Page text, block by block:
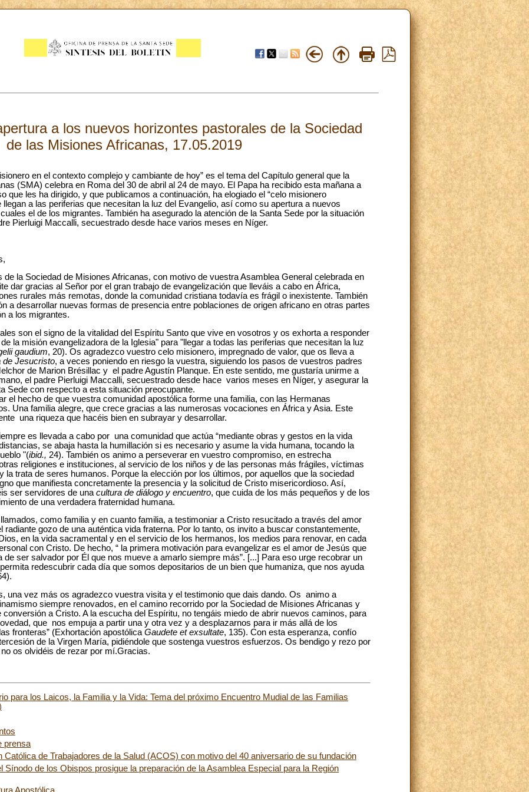
a los nuevos horizontes pastorales de la Sociedad
de las Misiones Africanas, 17.05.2019
en el contexto complejo y cambiante de hoy” es el tema del Capítulo general que la
(SMA) celebra en Roma del 30 de abril al 24 de mayo. El Papa ha recibido esta mañana a
que les ha dirigido, y que publicamos a continuación, ha elogiado el “celo misionero
llegan a las periferias que necesitan la luz del Evangelio, así como su apertura a nuevos
el de los migrantes. También ha asegurado la atención de la Santa Sede por la situación
Pierluigi Maccalli, secuestrado desde hace varios meses en Níger.
la Sociedad de Misiones Africanas, con motivo de vuestra Asamblea General celebrada en
dar gracias al Señor por el gran trabajo de evangelización que lleváis a cabo en África,
rurales más remotas, donde la comunidad cristiana todavía es frágil o inexistente. También
a desarrollar nuevas formas de presencia entre poblaciones de origen africano en otras partes
a los migrantes.
son el signo de la vitalidad del Espíritu Santo que vive en vosotros y os exhorta a responder
la misión evangelizadora de la Iglesia" para "llegar a todas las periferias que necesitan la luz
gaudium, 20). Os agradezco vuestro celo misionero, impregnado de valor, que os lleva a
de Jesucristo, a veces poniendo en riesgo la vuestra, siguiendo los pasos de vuestros padres
de Marion Brésillac y el padre Agustín Planque. En este sentido, me gustaría unirme a
el padre Pierluigi Maccalli, secuestrado desde hace varios meses en Níger, y asegurar la
Sede con respecto a esta situación preocupante.
el hecho de que vuestra comunidad apostólica forme una familia, con las Hermanas
Una familia alegre, que crece gracias a las numerosas vocaciones en África y Asia. Este
una riqueza que hacéis bien en subrayar y desarrollar.
es llevada a cabo por una comunidad que actúa “mediante obras y gestos en la vida
se abaja hasta la humillación si es necesario y asume la vida humana, tocando la
"(ibid., 24). También os animo a perseverar en vuestro compromiso, en estrecha
religiones e instituciones, al servicio de los niños y de las personas más frágiles, víctimas
la trata de seres humanos. Porque la elección por los últimos, por aquellos que la sociedad
que manifiesta concretamente la presencia y la solicitud de Cristo misericordioso. Así,
ser servidores de una cultura de diálogo y encuentro, que cuida de los más pequeños y de los
de una verdadera fraternidad humana.
como familia y en cuanto familia, a testimoniar a Cristo resucitado a través del amor
radiante gozo de una auténtica vida fraterna. Por lo tanto, os invito a buscar constantemente,
en la vida sacramental y en el servicio de los hermanos, los medios para renovar, en cada
con Cristo. De hecho, “ la primera motivación para evangelizar es el amor de Jesús que
de ser salvador por Él que nos mueve a amarlo siempre más”. [...] Para eso urge recobrar un
redescubrir cada día que somos depositarios de un bien que humaniza, que nos ayuda
una vez más os agradezco vuestra visita y el testimonio que dais dando. Os animo a
siempre renovados, en el camino recorrido por la Sociedad de Misiones Africanas y
conversión a Cristo. A la escucha del Espíritu, no tengáis miedo de abrir nuevos caminos, para
que nos empuja a partir una y otra vez y a desplazarnos para ir más allá de los
fronteras” (Exhortación apostólica Gaudete et exsultate, 135). Con esta esperanza, confío
de la Virgen María, pidiéndole que sostenga vuestros esfuerzos. Os bendigo y rezo por
os olvidéis de rezar por mí.Gracias.
para los Laicos, la Familia y la Vida: Tema del próximo Encuentro Mudial de las Familias
prensa
Católica de Trabajadores de la Salud (ACOS) con motivo del 40 aniversario de su fundación
Sínodo de los Obispos prosigue la preparación de la Asamblea Especial para la Región